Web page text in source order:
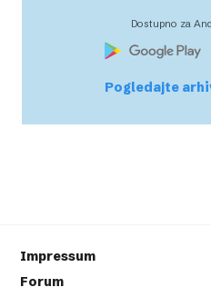
Dostupno za
Pogledajte
Impressum
Forum